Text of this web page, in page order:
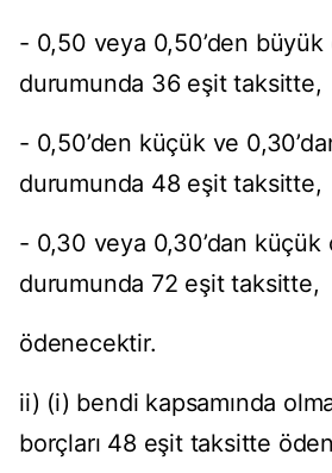
- 0,50 veya 0,50’den büyük
durumunda 36 eşit taksitte,
- 0,50’den küçük ve
durumunda 48 eşit taksitte,
- 0,30 veya 0,30’dan küçük
durumunda 72 eşit taksitte,
ödenecektir.
ii) (i) bendi kapsamında
borçları 48 eşit taksitte